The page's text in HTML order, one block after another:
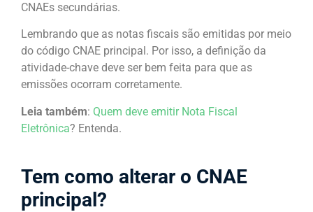
CNAEs secundárias.
Lembrando que as notas fiscais são emitidas por meio
do código CNAE principal. Por isso, a definição da
atividade-chave deve ser bem feita para que as
emissões ocorram corretamente.
Leia também: Quem deve emitir Nota Fiscal
Eletrônica? Entenda.
Tem como alterar o CNAE
principal?